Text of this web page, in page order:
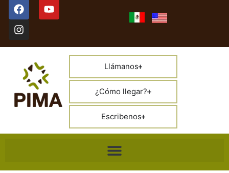
Llámanos
¿Cómo llegar?
Escribenos